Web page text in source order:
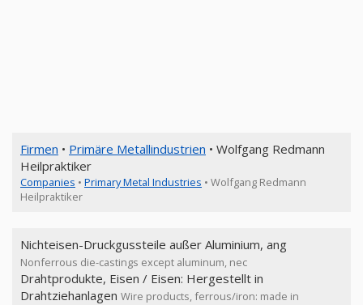
Firmen • Primäre Metallindustrien • Wolfgang Redmann
Heilpraktiker
Companies • Primary Metal Industries • Wolfgang Redmann
Heilpraktiker
Nichteisen-Druckgussteile außer Aluminium, ang
Nonferrous die-castings except aluminum, nec
Drahtprodukte, Eisen / Eisen: Hergestellt in
Drahtziehanlagen Wire products, ferrous/iron: made in